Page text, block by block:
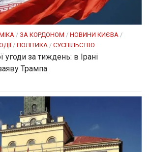
/ ЗА КОРДОНОМ / НОВИНИ КИЄВА /
/ ПОЛІТИКА / СУСПІЛЬСТВО
угоди за тиждень: в Ірані
Трампа